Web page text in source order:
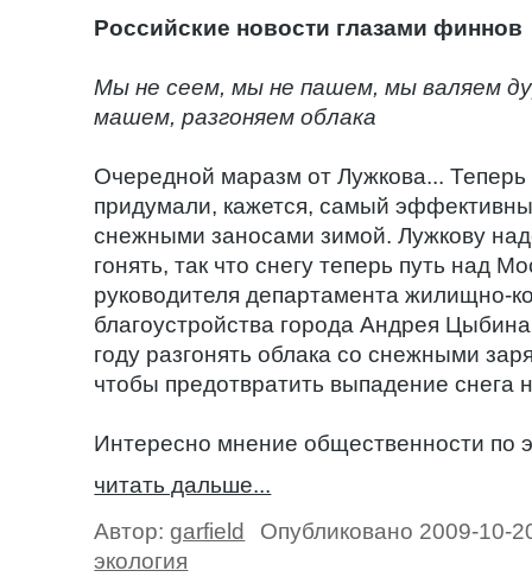
Российские новости глазами финнов
Мы не сеем, мы не пашем, мы валяем
машем, разгоняем облака
Очередной маразм от Лужкова...
придумали, кажется, самый
снежными заносами зимой. Лужкову
гонять, так что снегу теперь путь над
руководителя департамента жилищно-
благоустройства города Андрея
году разгонять облака со снежными
чтобы предотвратить выпадение снега
Интересно мнение общественности по
читать дальше...
Автор:garfield
Опубликовано 2009-10-
экология